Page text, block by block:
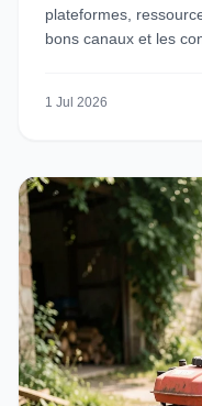
plateformes,
bons canaux et les
1 Jul 2026